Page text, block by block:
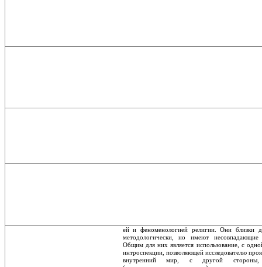
ей и феноменологией религии. Они близки
методологически, но имеют несовпадающие
Общим для них является использование, с
интроспекции, позволяющей исследо­вателю
внутренний мир, с другой стороны,